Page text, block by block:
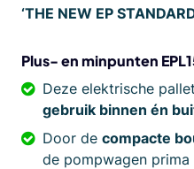
‘THE NEW EP
Plus- en minpunten
Deze elektrische
gebruik binnen én
Door de compacte
de pompwagen